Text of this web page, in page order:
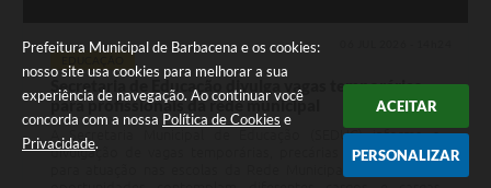
Prefeitura Municipal de Barbacena e os cookies:
nosso site usa cookies para melhorar a sua
experiência de navegação. Ao continuar você
concorda com a nossa Política de Cookies e
Privacidade.
ACEITAR
PERSONALIZAR
Secretaria de Educação divulga vagas temporárias
para profissionais da rede municipal
A Secretaria Municipal de Educação (SEDUC) informa a
divulgação de vagas temporárias, precárias e excepcionais